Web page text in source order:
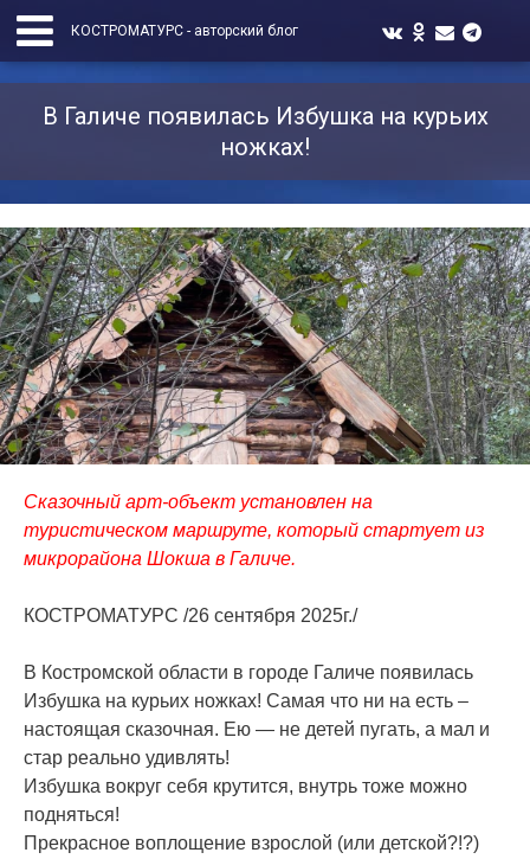
КОСТРОМАТУРС - авторский блог
В Галиче появилась Избушка на курьих
ножках!
Сказочный арт-объект установлен на
туристическом маршруте, который стартует из
микрорайона Шокша в Галиче.
КОСТРОМАТУРС /26 сентября 2025г./
В Костромской области в городе Галиче появилась
Избушка на курьих ножках! Самая что ни на есть –
настоящая сказочная. Ею — не детей пугать, а мал и
стар реально удивлять!
Избушка вокруг себя крутится, внутрь тоже можно
подняться!
Прекрасное воплощение взрослой (или детской?!?)